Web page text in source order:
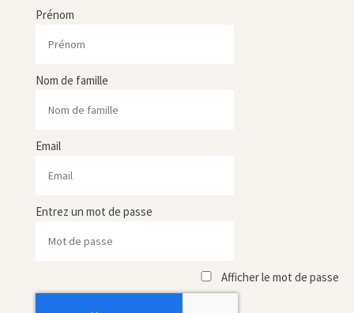
Prénom
Nom de famille
Email
Entrez un mot de passe
Afficher le mot de passe